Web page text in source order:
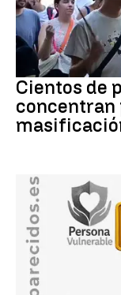
Protestas
Cientos de
concentran